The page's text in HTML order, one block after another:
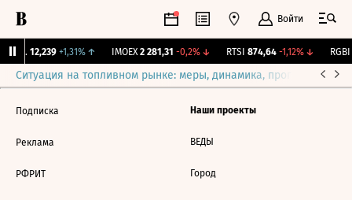
Войти
12,239 +1,31%↑ IMOEX 2 281,31 -0,2%↓ RTSI 874,64 -1,12%↓ RGBI
Ситуация на топливном рынке: меры, динамика, прогнозы
Подписка
Реклама
РФРИТ
Наши проекты
ВЕДЫ
Город